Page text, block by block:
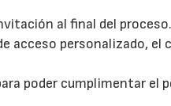
al final del proceso.
acceso personalizado, el
poder cumplimentar el